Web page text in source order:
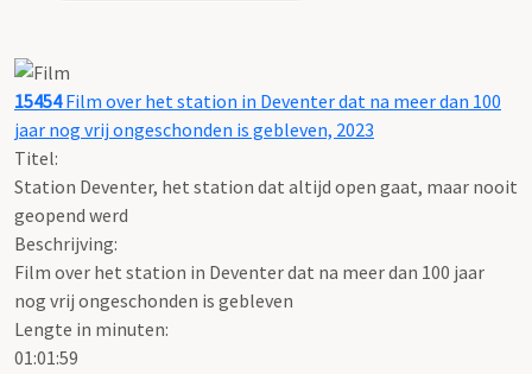
15454Film over het station in Deventer dat na meer dan 100
jaar nog vrij ongeschonden is gebleven, 2023
Titel:
Station Deventer, het station dat altijd open gaat, maar nooit
geopend werd
Beschrijving:
Film over het station in Deventer dat na meer dan 100 jaar
nog vrij ongeschonden is gebleven
Lengte in minuten:
01:01:59